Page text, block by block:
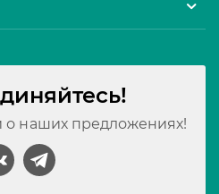
о наших предложениях!